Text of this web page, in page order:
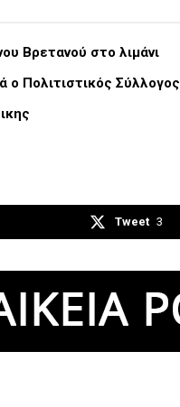
Βρετανού στο λιμάνι
ο Πολιτιστικός Σύλλογος
Tweet 3